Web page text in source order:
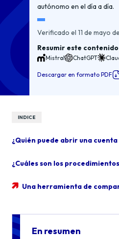
autónomo en el día a día.
Verificado el 11 de mayo
Resumir este contenido
Mistral ChatGPT
Descargar en formato PDF
INDICE
¿Quién puede abrir una
¿Cuáles son los
Una herramienta de
En resumen